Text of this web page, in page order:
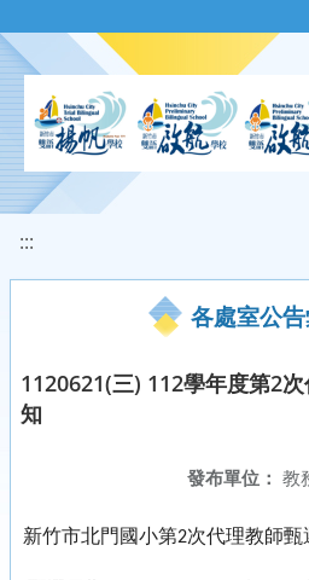
:::
各處室公
1120621(三) 112學年度第2
知
發布單位： 教
新竹市北門國小第2次代理教師甄